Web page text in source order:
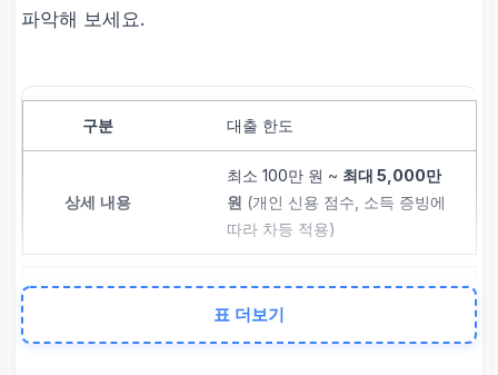
파악해 보세요.
대출 한도
최소 100만 원 ~ 최대 5,000만
원 (개인 신용 점수, 소득 증빙에
따라 차등 적용)
금리 범위 (변동)
연 $9.9\\%$ ~$19.99\\%$
표 더보기